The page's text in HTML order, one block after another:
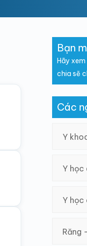
Bạn
Hãy
chia sẽ
Các
Y
Y học
Y học
Răng